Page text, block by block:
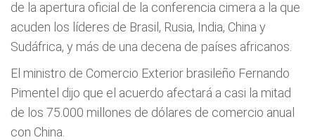
de la apertura oficial de la conferencia cimera a la que
acuden los líderes de Brasil, Rusia, India, China y
Sudáfrica, y más de una decena de países africanos.
El ministro de Comercio Exterior brasileño Fernando
Pimentel dijo que el acuerdo afectará a casi la mitad
de los 75.000 millones de dólares de comercio anual
con China.